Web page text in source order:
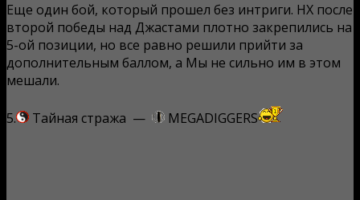
Еще один бой, который прошел без интриги. НХ после
второй победы над Джастами плотно закрепились на
5-ой позиции, но все равно решили прийти за
дополнительным баллом, а Мы не сильно им в этом
мешали.
5. Тайная стража — MEGADIGGERS